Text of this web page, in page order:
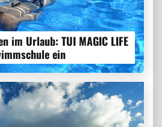
im Urlaub: TUI MAGIC LIFE
ein